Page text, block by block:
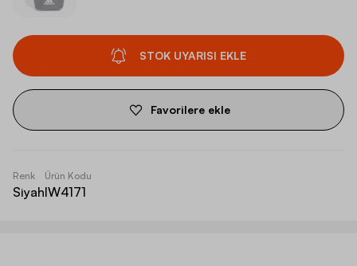
STOK UYARISI EKLE
Favorilere ekle
Renk
Siyah
Ürün Kodu
IW4171